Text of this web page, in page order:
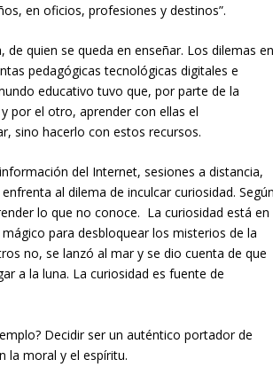
en oficios, profesiones y destinos”.
quien se queda en enseñar. Los dilemas en
pedagógicas tecnológicas digitales e
educativo tuvo que, por parte de la
por el otro, aprender con ellas el
sino hacerlo con estos recursos.
del Internet, sesiones a distancia,
al dilema de inculcar curiosidad. Según
lo que no conoce. La curiosidad está en
para desbloquear los misterios de la
no, se lanzó al mar y se dio cuenta de que
a la luna. La curiosidad es fuente de
Decidir ser un auténtico portador de
la moral y el espíritu.